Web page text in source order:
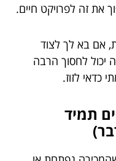
את זה לפרויקט חיים.
אם בא לך לצוד
יכול לחסוך הרבה
כדאי לזוז.
תמיד